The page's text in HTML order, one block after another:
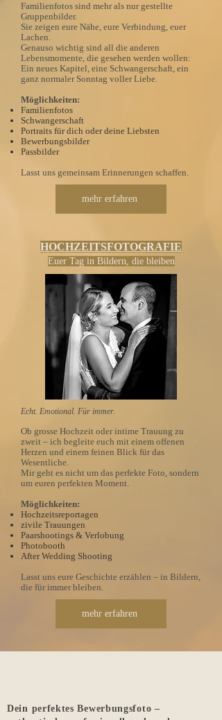
Familienfotos sind mehr als nur gestellte
Gruppenbilder.
Sie zeigen eure Nähe, eure Verbindung, euer
Lachen.
Genauso wichtig sind all die anderen
Lebensmomente, die gesehen werden wollen:
Ein neues Kapitel, eine Schwangerschaft, ein
ganz normaler Sonntag voller Liebe.
Möglichkeiten:
Familienfotos
Schwangerschaft
Portraits für dich oder deine Liebsten
Bewerbungsbilder
Passbilder
Lasst uns gemeinsam Erinnerungen schaffen.
mehr erfahren
HOCHZEITSFOTOGRAFIE
Euer Tag in Bildern, die bleiben
Echt. Emotional. Für immer.
Ob grosse Hochzeit oder intime Trauung zu
zweit – ich begleite euch mit einem offenen
Herzen und einem feinen Blick für das
Wesentliche.
Mir geht es nicht um das perfekte Foto, sondern
um euren perfekten Moment.
Möglichkeiten:
Hochzeitsreportagen
zivile Trauungen
Paarshootings & Verlobung
Photobooth
After Wedding Shooting
Lasst uns eure Geschichte erzählen – in Bildern,
die für immer bleiben.
mehr erfahren
Dein perfektes Bewerbungsfoto –